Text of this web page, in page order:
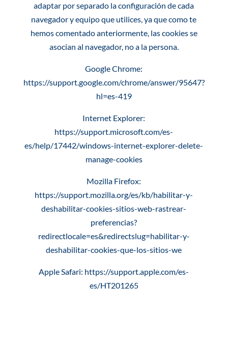
adaptar por separado la configuración de cada
navegador y equipo que utilices, ya que como te
hemos comentado anteriormente, las cookies se
asocian al navegador, no a la persona.
Google Chrome:
https://support.google.com/chrome/answer/95647?
hl=es-419
Internet Explorer:
https://support.microsoft.com/es-
es/help/17442/windows-internet-explorer-delete-
manage-cookies
Mozilla Firefox:
https://support.mozilla.org/es/kb/habilitar-y-
deshabilitar-cookies-sitios-web-rastrear-
preferencias?
redirectlocale=es&redirectslug=habilitar-y-
deshabilitar-cookies-que-los-sitios-we
Apple Safari: https://support.apple.com/es-
es/HT201265